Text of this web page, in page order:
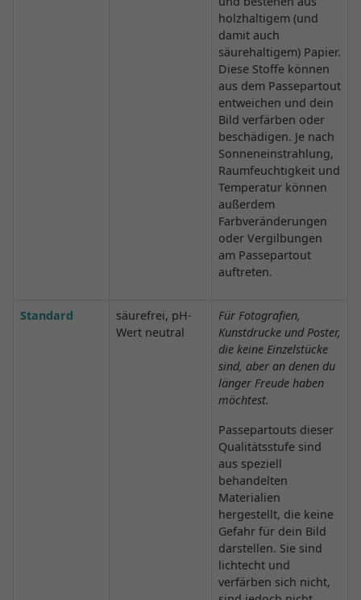
holzhaltigem (und
damit auch
säurehaltigem) Papier.
Diese Stoffe können
aus dem Passepartout
entweichen und dein
Bild verfärben oder
beschädigen. Je nach
Sonneneinstrahlung,
Raumfeuchtigkeit und
Temperatur können
außerdem
Farbveränderungen
oder Vergilbungen
am Passepartout
auftreten.
Standard
säurefrei, pH-
Wert neutral
Für Fotografien,
Kunstdrucke und Poster,
die keine Einzelstücke
sind, aber an denen du
länger Freude haben
möchtest.
Passepartouts dieser
Qualitätsstufe sind
aus speziell
behandelten
Materialien
hergestellt, die keine
Gefahr für dein Bild
darstellen. Sie sind
lichtecht und
verfärben sich nicht,